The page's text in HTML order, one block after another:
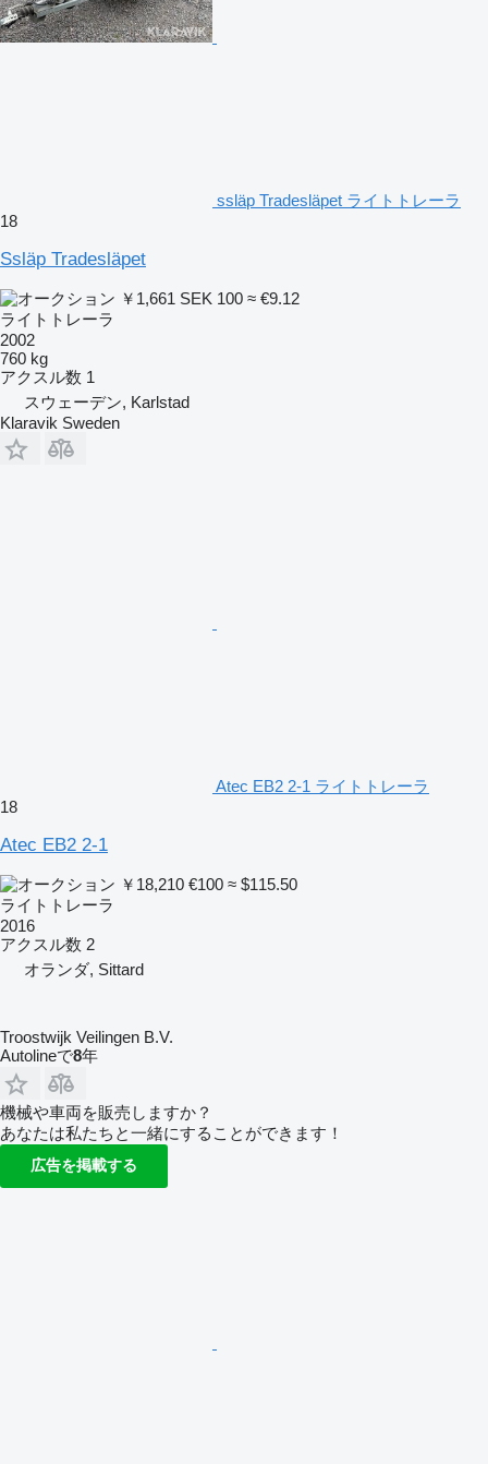
ssläp Tradesläpet ライトトレーラ
18
Ssläp Tradesläpet
￥1,661 SEK 100 ≈ €9.12
ライトトレーラ
2002
760 kg
アクスル数 1
スウェーデン, Karlstad
Klaravik Sweden
Atec EB2 2-1 ライトトレーラ
18
Atec EB2 2-1
￥18,210 €100 ≈ $115.50
ライトトレーラ
2016
アクスル数 2
オランダ, Sittard
Troostwijk Veilingen B.V.
Autolineで8年
機械や車両を販売しますか？
あなたは私たちと一緒にすることができます！
広告を掲載する